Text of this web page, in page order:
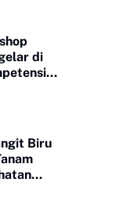
di
Biru